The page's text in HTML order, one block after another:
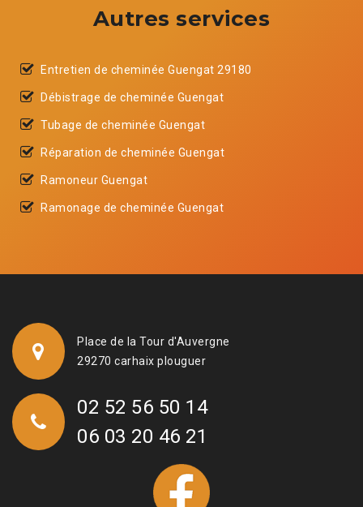
Autres services
Entretien de cheminée Guengat 29180
Débistrage de cheminée Guengat
Tubage de cheminée Guengat
Réparation de cheminée Guengat
Ramoneur Guengat
Ramonage de cheminée Guengat
Place de la Tour d'Auvergne
29270 carhaix plouguer
02 52 56 50 14
06 03 20 46 21